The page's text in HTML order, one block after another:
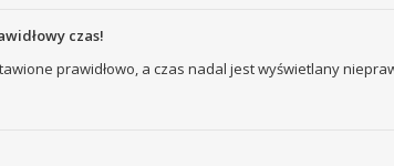
czas!
prawidłowo, a czas nadal jest wyświetlany